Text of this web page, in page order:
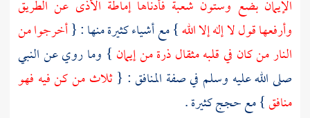
الإيمان بضع وستون شعبة فأدناها إماطة الأذى عن الطريق
وأرفعها قول لا إله إلا الله} مع أشياء كثيرة منها : {أخرجوا من
النار من كان في قلبه مثقال ذرة من إيمان } وما روي عن النبي
صلى الله عليه وسلم في صفة المنافق : {ثلاث من كن فيه فهو
منافق} مع حجج كثيرة .